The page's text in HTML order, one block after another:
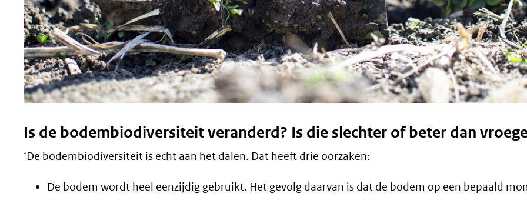
Is de bodembiodiversiteit veranderd? Is die slechter of beter dan
‘De bodembiodiversiteit is echt aan het dalen. Dat heeft drie oorzaken:
De bodem wordt heel eenzijdig gebruikt. Het gevolg daarvan is dat de bodem op een bepaald